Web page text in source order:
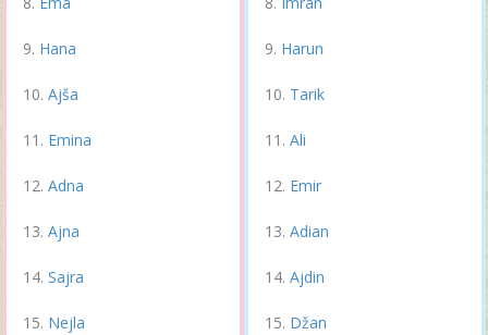
Hana
Ajša
Emina
Adna
Ajna
Sajra
Nejla
Harun
Tarik
Ali
Emir
Adian
Ajdin
Džan